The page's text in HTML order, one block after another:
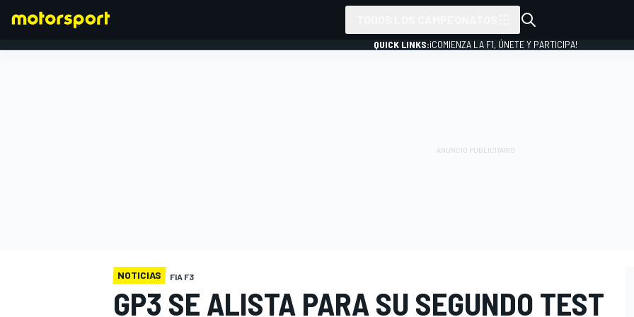
QUICK LINKS:¡COMIENZA LA F1, ÚNETE Y PARTICIPA!
NOTICIAS FIA F3
GP3 SE ALISTA PARA SU SEGUNDO TEST